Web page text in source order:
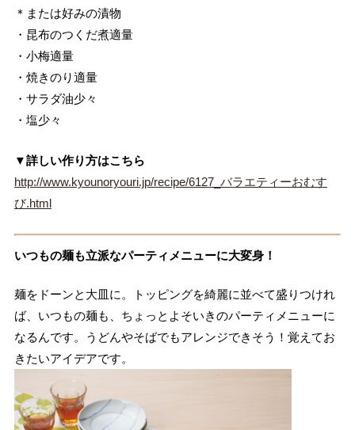
＊または好みの漬物
・昆布のつくだ煮適量
・小梅適量
・焼きのり適量
・サラダ油少々
・塩少々
▼詳しい作り方はこちら
http://www.kyounoryouri.jp/recipe/6127_バラエティーおむす
び.html
いつもの麺も立派なパーティメニューに大変身！
麺をドーンと大皿に。トッピングを綺麗に並べて盛りつけれ
ば、いつもの麺も、ちょっとよそいきのパーティメニューに
なるんです。うどんやそばでもアレンジできそう！覚えてお
きたいアイデアです。